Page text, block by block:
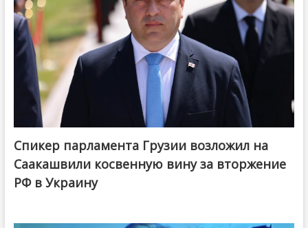
Спикер парламента Грузии возложил на
Саакашвили косвенную вину за вторжение
РФ в Украину